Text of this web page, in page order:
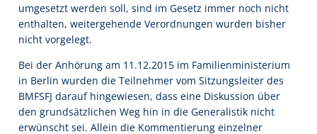
umgesetzt werden soll, sind im Gesetz immer noch nicht
enthalten, weitergehende Verordnungen wurden bisher
nicht vorgelegt.
Bei der Anhörung am 11.12.2015 im Familienministerium
in Berlin wurden die Teilnehmer vom Sitzungsleiter des
BMFSFJ darauf hingewiesen, dass eine Diskussion über
den grundsätzlichen Weg hin in die Generalistik nicht
erwünscht sei. Allein die Kommentierung einzelner